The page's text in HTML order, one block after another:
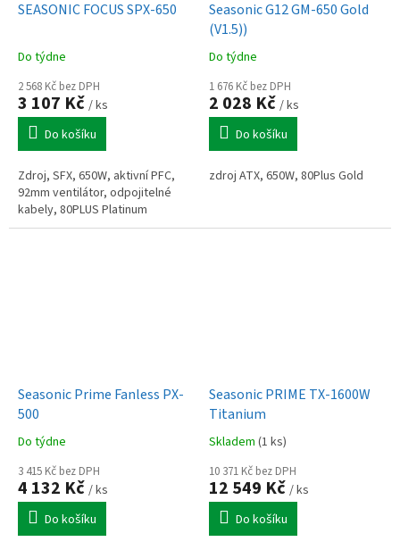
SEASONIC FOCUS SPX-650
Do týdne
2 568 Kč bez DPH
3 107 Kč / ks
Do košíku
Zdroj, SFX, 650W, aktivní PFC,
92mm ventilátor, odpojitelné
kabely, 80PLUS Platinum
Seasonic G12 GM-650 Gold
(V1.5))
Do týdne
1 676 Kč bez DPH
2 028 Kč / ks
Do košíku
zdroj ATX, 650W, 80Plus Gold
Seasonic Prime Fanless PX-
500
Do týdne
3 415 Kč bez DPH
4 132 Kč / ks
Do košíku
Seasonic PRIME TX-1600W
Titanium
Skladem (1 ks)
10 371 Kč bez DPH
12 549 Kč / ks
Do košíku